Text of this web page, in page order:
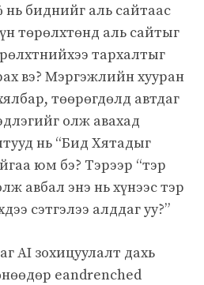
биднийг аль сайтаас
төрөлхтөнд аль сайтыг
тархалтыг
вэ? Мэргэжлийн хууран
төөрөгдөлд автдаг
олж авахад
нь “Бид Хятадыг
юм бэ? Тэрээр “тэр
авбал энэ нь хүнээс тэр
сэтгэлээ алддаг уу?”
AI зохицуулалт дахь
eandrenched